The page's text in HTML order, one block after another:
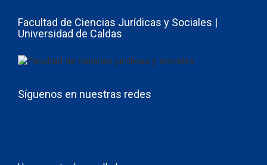
Facultad de Ciencias Jurídicas y Sociales |
Universidad de Caldas
Síguenos en nuestras redes